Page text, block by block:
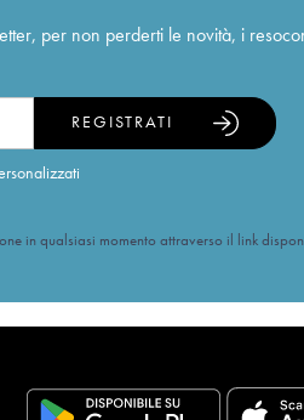
per non perderti le novità, i
REGISTRATI
in qualsiasi momento attraverso il link